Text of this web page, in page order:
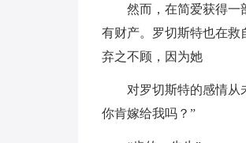
然而，在简爱获得一
有财产。罗切斯特也在救
弃之不顾，因为她
对罗切斯特的感情从
你肯嫁给我吗？”